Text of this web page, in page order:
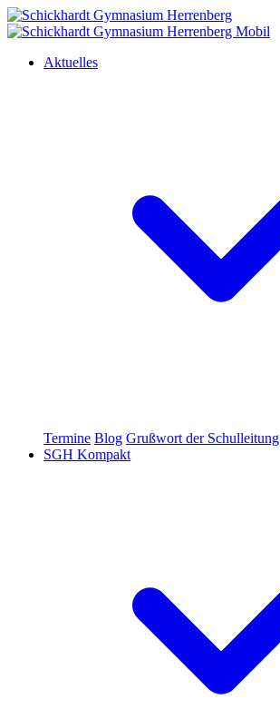
Aktuelles
Termine Blog Grußwort der Schulleitung
SGH Kompakt